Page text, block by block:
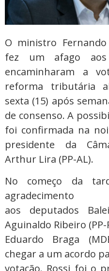
O ministro Fernando
fez um afago aos
encaminharam a
reforma tributária
sexta (15) após
de consenso. A
foi confirmada na
presidente da
Arthur Lira (PP-AL).
No começo da
agradecimento
aos deputados
Aguinaldo Ribeiro
Eduardo Braga
chegar a um acordo
votação. Rossi foi o